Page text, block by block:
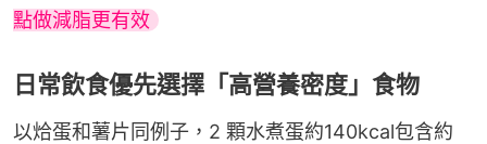
點做減脂更有效
日常飲食優先選擇「高營養密度」食物
以烚蛋和薯片同例子，2 顆水煮蛋約140kcal包含約